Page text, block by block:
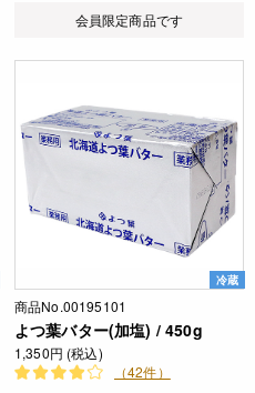
会員限定商品です
冷蔵
商品No.00195101
よつ葉バター(加塩) / 450g
1,350円 (税込)
（42件）